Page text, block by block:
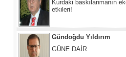
Gündoğdu Yıldırım